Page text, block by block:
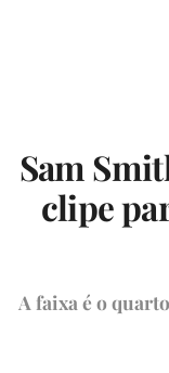
Sam
clipe
A faixa é o